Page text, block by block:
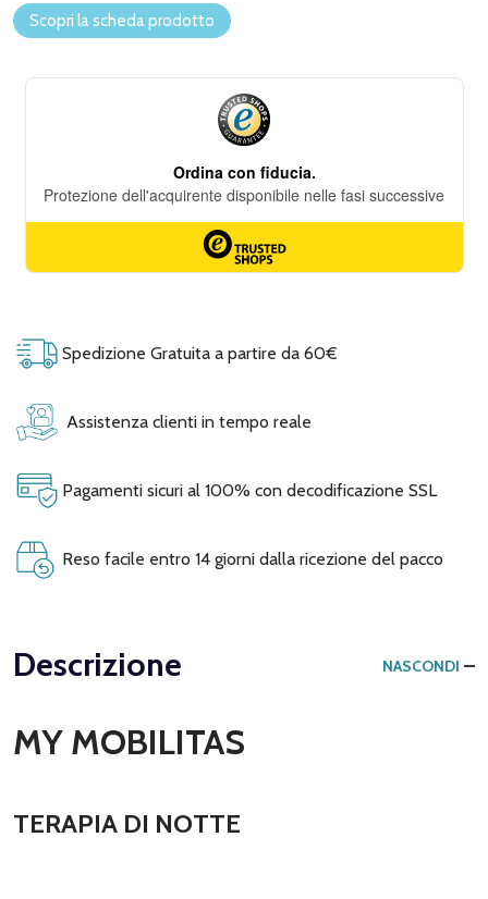
Scopri la scheda prodotto
Spedizione Gratuita a partire da 60€
Assistenza clienti in tempo reale
Pagamenti sicuri al 100% con decodificazione SSL
Reso facile entro 14 giorni dalla ricezione del pacco
Descrizione NASCONDI
MY MOBILITAS
TERAPIA DI NOTTE